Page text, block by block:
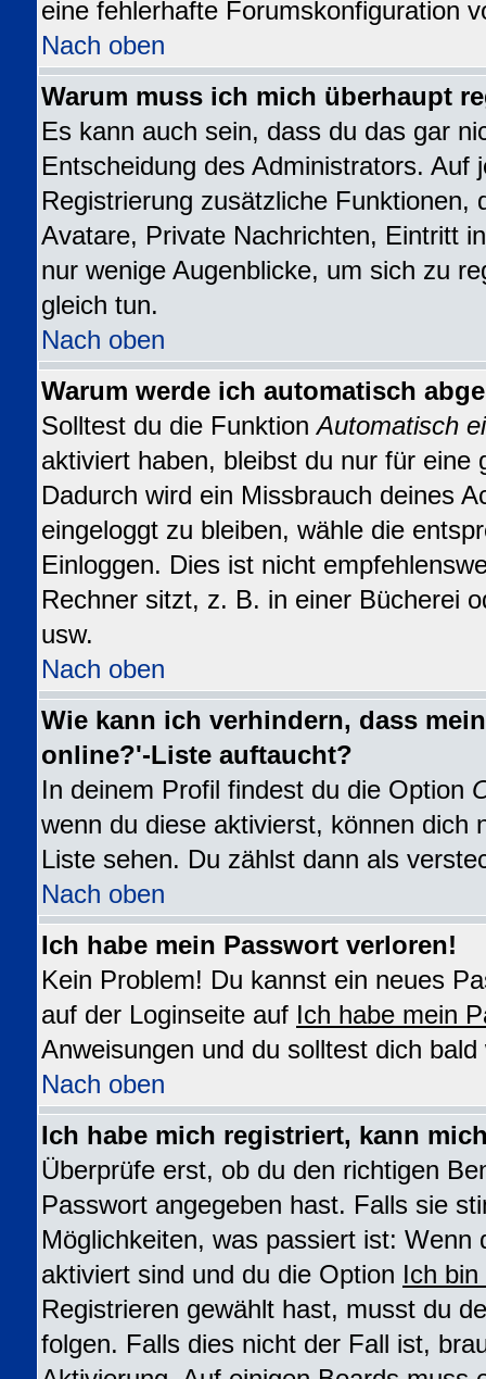
eine fehlerhafte Forumskonfiguration
Nach oben
Warum muss ich mich überhaupt
Es kann auch sein, dass du das gar
Entscheidung des Administrators. Auf
Registrierung zusätzliche Funktionen,
Avatare, Private Nachrichten, Eintritt
nur wenige Augenblicke, um sich zu
gleich tun.
Nach oben
Warum werde ich automatisch
Solltest du die FunktionAutomatisch
aktiviert haben, bleibst du nur für eine
Dadurch wird ein Missbrauch deines
eingeloggt zu bleiben, wähle die
Einloggen. Dies ist nicht
Rechner sitzt, z. B. in einer Bücherei
usw.
Nach oben
Wie kann ich verhindern, dass
online?'-Liste auftaucht?
In deinem Profil findest du die Option
wenn du diese aktivierst, können dich
Liste sehen. Du zählst dann als
Nach oben
Ich habe mein Passwort verloren!
Kein Problem! Du kannst ein neues
auf der Loginseite auf Ich habe mein
Anweisungen und du solltest dich
Nach oben
Ich habe mich registriert, kann
Überprüfe erst, ob du den richtigen
Passwort angegeben hast. Falls sie
Möglichkeiten, was passiert ist: Wenn
aktiviert sind und du die Option Ich
Registrieren gewählt hast, musst du
folgen. Falls dies nicht der Fall ist,